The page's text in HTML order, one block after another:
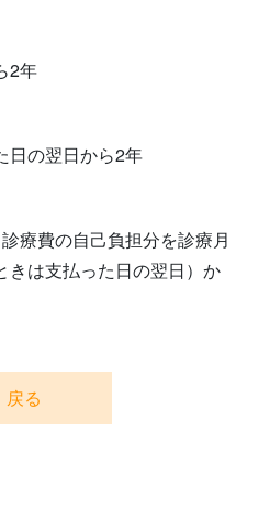
2年
日の翌日から2年
療費の自己負担分を診療月
きは支払った日の翌日）か
戻る